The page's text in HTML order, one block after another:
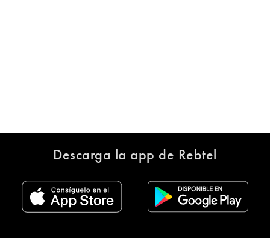
Descarga la app de Rebtel